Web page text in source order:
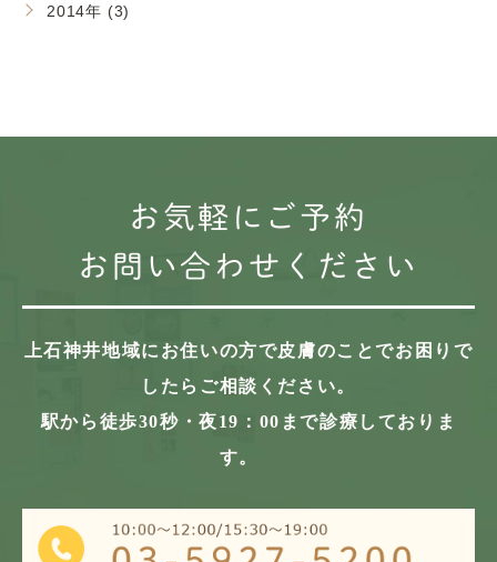
2014年 (3)
お気軽にご予約
お問い合わせください
上石神井地域にお住いの方で皮膚のことでお困りで
したらご相談ください。
駅から徒歩30秒・夜19：00まで診療しておりま
す。